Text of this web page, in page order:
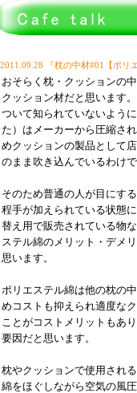
2011.09.28 『枕の中材#01【ポリ
おそらく枕・クッションの
クッション材だと思います
ついて知られていないよう
た）はメーカーから圧縮さ
めクッションの製品として
のまま吹き込んでいるわけで
そのため普通の人が目にす
程手が加えられている状態
替え用で販売されている物
ステル綿のメリット・デメ
思います。
ポリエステル綿は他の枕の
めコストも抑えられ適度な
ことがコストメリットもあ
要因だと思います。
枕やクッションで使用され
綿をほぐしながら空気の風